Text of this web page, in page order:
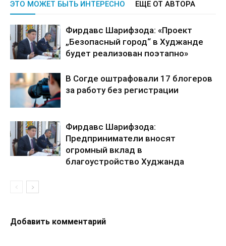
ЭТО МОЖЕТ БЫТЬ ИНТЕРЕСНО ЕЩЕ ОТ АВТОРА
Фирдавс Шарифзода: «Проект
„Безопасный город“ в Худжанде
будет реализован поэтапно»
В Согде оштрафовали 17 блогеров
за работу без регистрации
Фирдавс Шарифзода:
Предприниматели вносят
огромный вклад в
благоустройство Худжанда
Добавить комментарий